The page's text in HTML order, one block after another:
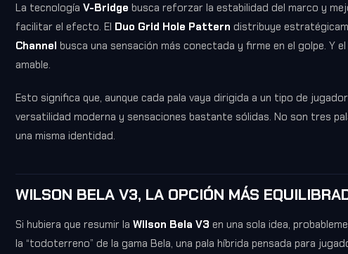
La tecnología V-Bridge busca reforzar la estabilidad del marco y
facilitar el efecto. El Duo Grid Hole Pattern distribuye
Channel busca una sensación más conectada y firme en el golpe. Y el
amable.
Esto significa que, aunque cada pala vaya dirigida a un tipo de
versatilidad moderna y sensaciones bastante sólidas. No son tres
una misma identidad.
WILSON BELA V3, LA OPCIÓN MÁS
Si hubiera que resumir la Wilson Bela V3 en una sola idea,
la “todoterreno” de la gama Bela, una pala híbrida pensada para